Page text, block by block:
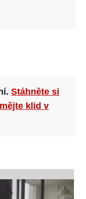
Stáhněte si
klid v